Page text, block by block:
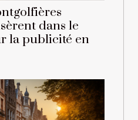
dans le
la publicité en